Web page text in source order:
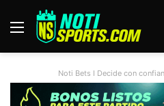
Menú
Noti Bets I Decide con